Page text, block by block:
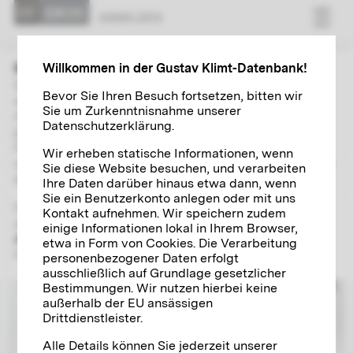
aktuell gehaltene Verzeichnisse zu Gustav Klimts Gemälden,
Autografen, Fotografien und Ausstellungen. Mit Hilfe einer
globalen Suche inklusive breitgefächerter
Filtermöglichkeiten und Verlinkungen können Sie
selbstständig unterschiedliche Aspekte zum Leben und Werk
des Jahrhundertkünstlers im Detail er- und beforschen.
Für die Benützung des wissenschaftlichen Recherchetools
registrieren Sie bitteeinmalig und kostenloseinenKlimt-
Account, mit dem Sie fortan Zugriff auf alle digitalen
Forschungsangebote der Klimt-Foundation haben.
ANMELDEN
Willkommen in der Gustav Klimt-Datenbank!
Bevor Sie Ihren Besuch fortsetzen, bitten wir
Sie um Zurkenntnisnahme unserer
Datenschutzerklärung.
Wir erheben statische Informationen, wenn
Sie diese Website besuchen, und verarbeiten
Ihre Daten darüber hinaus etwa dann, wenn
Sie ein Benutzerkonto anlegen oder mit uns
Kontakt aufnehmen. Wir speichern zudem
einige Informationen lokal in Ihrem Browser,
etwa in Form von Cookies. Die Verarbeitung
personenbezogener Daten erfolgt
ausschließlich auf Grundlage gesetzlicher
Bestimmungen. Wir nutzen hierbei keine
außerhalb der EU ansässigen
Drittdienstleister.
Alle Details können Sie jederzeit unserer